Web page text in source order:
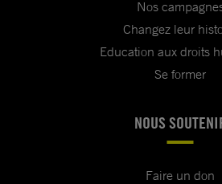
Nos
Changez leur
Education aux droits
Se former
NOUS
Faire un don